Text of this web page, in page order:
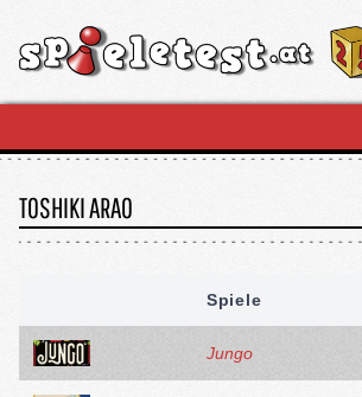
TOSHIKI ARAO
Spiele
Jungo